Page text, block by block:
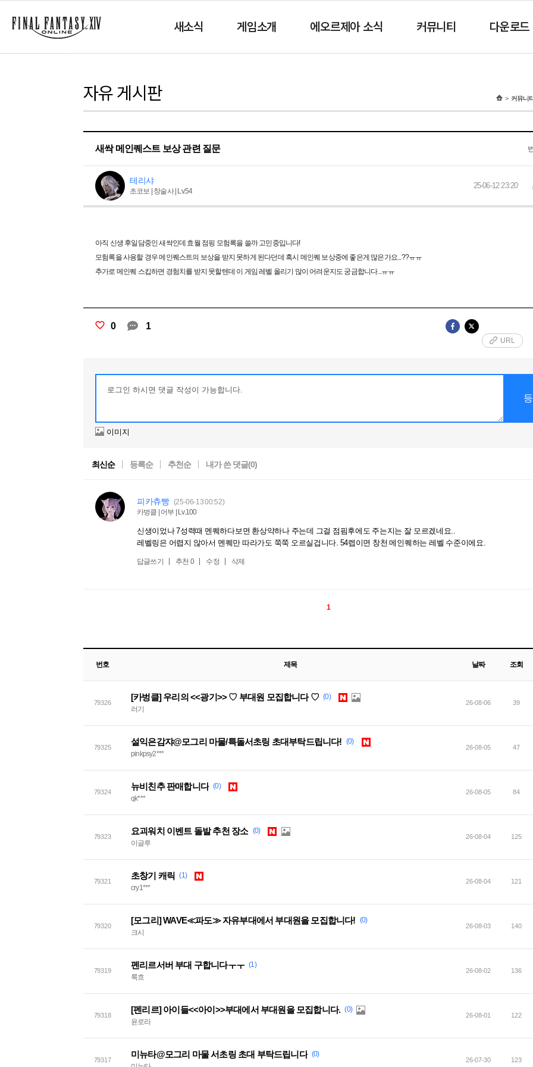
새소식 게임소개 에오르제아 소식 커뮤니티 다운로드
자유 게시판 커뮤니
새싹 메인퀘스트 보상 관련 질문
테리샤
초코보 | 창술사 | Lv.54
25-06-12 23:20
아직 신생 후일담중인 새싹인데 효월 점핑 모험록을 쓸까 고민중입니다!
모험록을 사용할 경우 메인퀘스트의 보상을 받지 못하게 된다던데 혹시 메인퀘 보상중에 좋은게 많은가요...??ㅠㅠ
추가로 메인퀘 스킵하면 경험치를 받지 못할텐데 이 게임 레벨 올리기 많이 어려운지도 궁금합니다...ㅠㅠ
0 1
URL
이미지
최신순 등록순 추천순 내가 쓴 댓글(0)
피카츄빵 (25-06-13 00:52)
카벙클 | 어부 | Lv.100
신생이었나 7성력때 멘퀘하다보면 환상약하나 주는데 그걸 점핌후에도 주는지는 잘 모르겠네요..
레벨링은 어렵지 않아서 멘퀘만 따라가도 쭉쭉 오르실겁니다. 54렙이면 창천 메인퀘하는 레벨 수준이에요.
답글쓰기 추천 0 수정 삭제
1
번호 제목 날짜 조회
79326
[카벙클] 우리의 <<광기>> ♡ 부대원 모집합니다 ♡ (0)
러기
26-08-06 39
79325
설익은감쟈@모그리 마물/특돌서초링 초대부탁드립니다! (0)
pinkpsy2***
26-08-05 47
79324
뉴비친추 판매합니다 (0)
qk***
26-08-05 84
79323
요괴워치 이벤트 돌발 추천 장소 (0)
이글루
26-08-04 125
79321
초창기 캐릭
(1)
cry1***
26-08-04 121
79320
[모그리] WAVE≪파도≫ 자유부대에서 부대원을 모집합니다! (0)
크시
26-08-03 140
79319
펜리르서버 부대 구합니다ㅜㅜ (1)
룩흐
26-08-02 136
79318
[펜리르] 아이들<<아이>>부대에서 부대원을 모집합니다. (0)
윤로라
26-08-01 122
79317
미뉴타@모그리 마물 서초링 초대 부탁드립니다 (0)
26-07-30 123